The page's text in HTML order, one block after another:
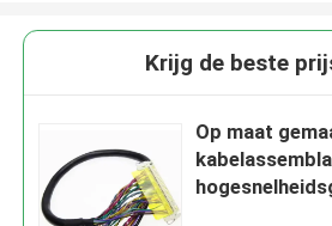
Krijg de beste
Op maat